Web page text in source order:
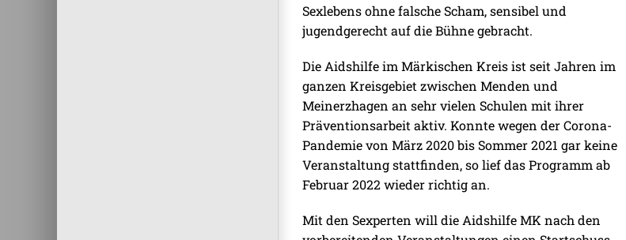
Sexlebens ohne falsche Scham, sensibel und
jugendgerecht auf die Bühne gebracht.
Die Aidshilfe im Märkischen Kreis ist seit Jahren im
ganzen Kreisgebiet zwischen Menden und
Meinerzhagen an sehr vielen Schulen mit ihrer
Präventionsarbeit aktiv. Konnte wegen der Corona-
Pandemie von März 2020 bis Sommer 2021 gar keine
Veranstaltung stattfinden, so lief das Programm ab
Februar 2022 wieder richtig an.
Mit den Sexperten will die Aidshilfe MK nach den